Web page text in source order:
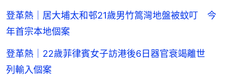
登革熱｜居大埔太和邨21歲男竹篙灣地盤被蚊叮 今
年首宗本地個案
登革熱｜22歲菲律賓女子訪港後6日器官衰竭離世
列輸入個案